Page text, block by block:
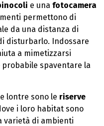
e una fotocamera
permettono di
da una distanza di
disturbarlo. Indossare
a mimetizzarsi
probabile spaventare la
lontre sono le riserve
i loro habitat sono
varietà di ambienti